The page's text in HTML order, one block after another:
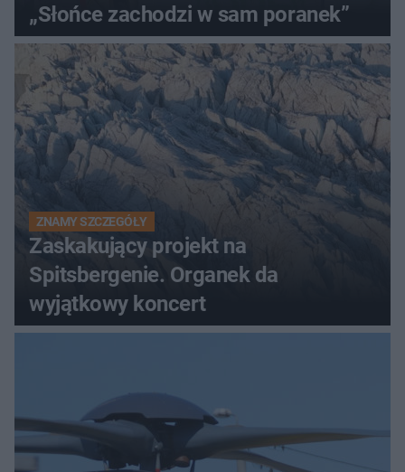
„Słońce zachodzi w sam poranek”
ZNAMY SZCZEGÓŁY
Zaskakujący projekt na
Spitsbergenie. Organek da
wyjątkowy koncert